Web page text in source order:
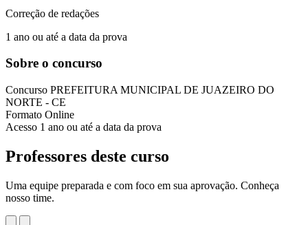
Correção de redações
1 ano ou até a data da prova
Sobre o concurso
Concurso PREFEITURA MUNICIPAL DE JUAZEIRO DO
NORTE - CE
Formato Online
Acesso 1 ano ou até a data da prova
Professores deste curso
Uma equipe preparada e com foco em sua aprovação. Conheça
nosso time.